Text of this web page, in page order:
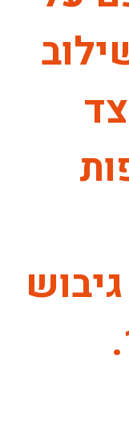
בלתי נשכח. 1.